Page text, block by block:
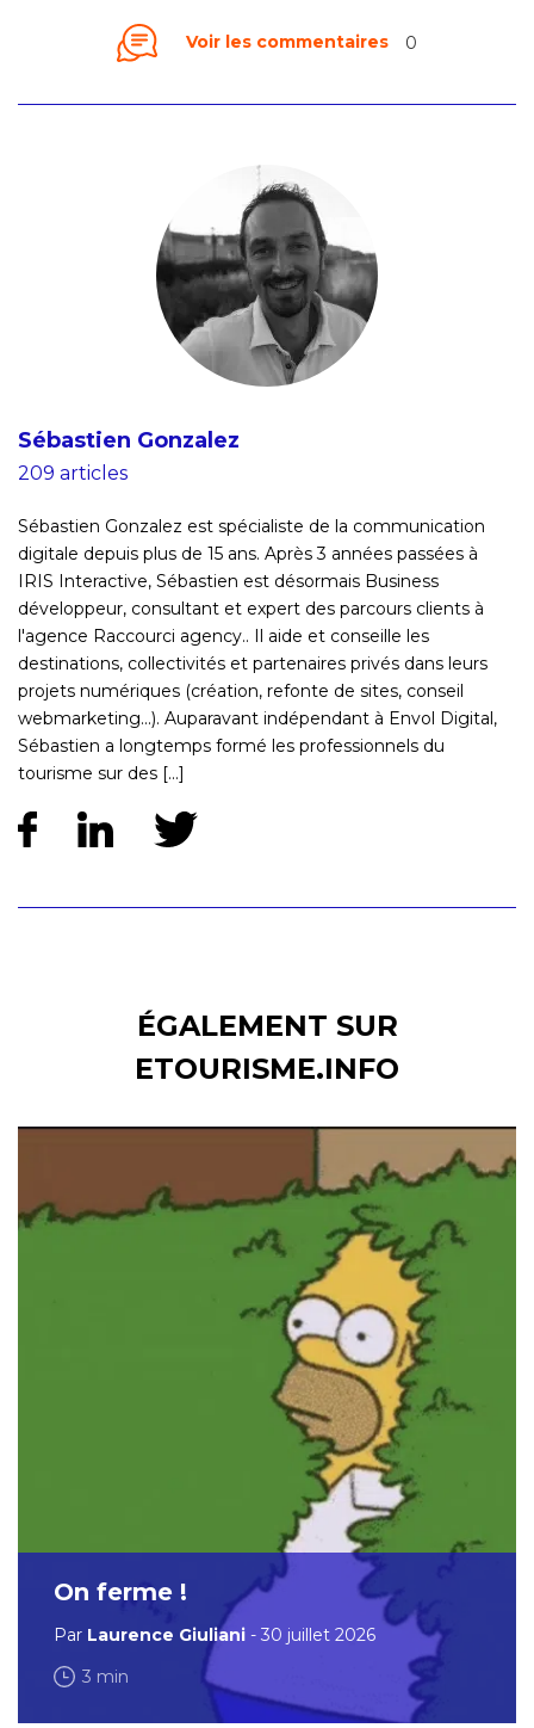
Voir les commentaires 0
Sébastien Gonzalez
209 articles
Sébastien Gonzalez est spécialiste de la communication
digitale depuis plus de 15 ans. Après 3 années passées à
IRIS Interactive, Sébastien est désormais Business
développeur, consultant et expert des parcours clients à
l'agence Raccourci agency.. Il aide et conseille les
destinations, collectivités et partenaires privés dans leurs
projets numériques (création, refonte de sites, conseil
webmarketing...). Auparavant indépendant à Envol Digital,
Sébastien a longtemps formé les professionnels du
tourisme sur des [...]
ÉGALEMENT SUR
ETOURISME.INFO
On ferme !
Par Laurence Giuliani - 30 juillet 2026
3 min